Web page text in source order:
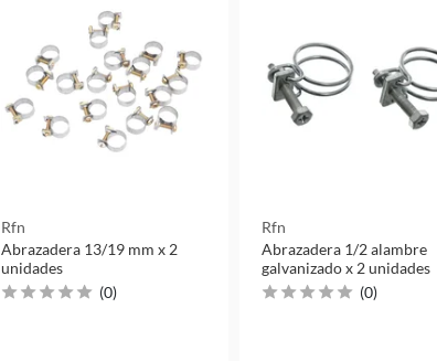
Rfn
Abrazadera 13/19 mm x 2
unidades
(0)
Rfn
Abrazadera 1/2 alambre
galvanizado x 2 unidades
(0)